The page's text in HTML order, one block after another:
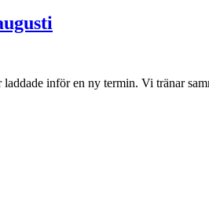
inför en ny termin. Vi tränar